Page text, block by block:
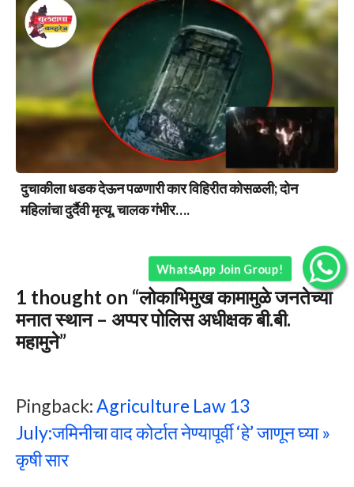
दुचाकीला धडक देऊन पळणारी कार विहिरीत कोसळली; दोन
महिलांचा दुर्दैवी मृत्यू, चालक गंभीर….
1 thought on “लोकाभिमुख कामामुळे जनतेच्या
मनात स्थान – अप्पर पोलिस अधीक्षक बी.बी.
महामुने”
Pingback:Agriculture Law 13
July:जमिनीचा वाद कोर्टात नेण्यापूर्वी ‘हे’ जाणून घ्या »
कृषी सार
WhatsApp Join Group!